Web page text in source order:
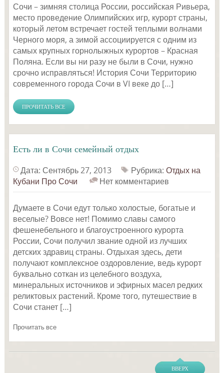
Сочи – зимняя столица России, российская Ривьера,
место проведение Олимпийских игр, курорт страны,
который летом встречает гостей теплыми волнами
Черного моря, а зимой ассоциируется с одним из
самых крупных горнолыжных курортов – Красная
Поляна. Если вы ни разу не были в Сочи, нужно
срочно исправляться! История Сочи Территорию
современного города Сочи в VI веке до […]
ПРОЧИТАТЬ ВСЕ
Есть ли в Сочи семейный отдых
Дата: Сентябрь 27, 2013
Рубрика: Отдых на
Кубани Про Сочи Нет комментариев
Думаете в Сочи едут только холостые, богатые и
веселые? Вовсе нет! Помимо славы самого
фешенебельного и благоустроенного курорта
России, Сочи получил звание одной из лучших
детских здравиц страны. Отдыхая здесь, дети
получают комплексное оздоровление, ведь курорт
буквально соткан из целебного воздуха,
минеральных источников и эфирных масел редких
реликтовых растений. Кроме того, путешествие в
Сочи станет […]
Прочитать все
ВВЕРХ